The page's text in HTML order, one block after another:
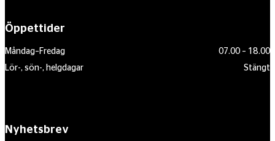
Öppettider
Måndag–Fredag
07.00 – 18.00
Lör-, sön-, helgdagar
Stängt
Nyhetsbrev